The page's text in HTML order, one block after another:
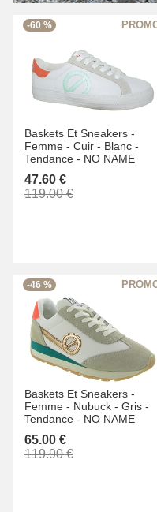
-60 %
Baskets Et Sneakers -
Femme - Cuir - Blanc -
Tendance - NO NAME
47.60 €
119.00 €
-46 %
Baskets Et Sneakers -
Femme - Nubuck - Gris -
Tendance - NO NAME
65.00 €
119.90 €